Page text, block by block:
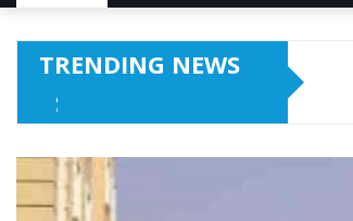
TRENDING NEWS